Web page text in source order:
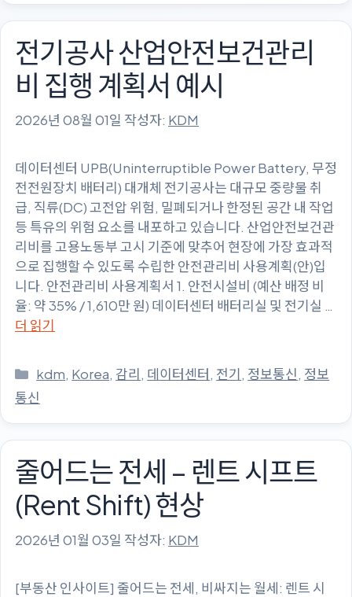
리
전기공사 산업안전보건관리
비 집행 계획서 예시
2026년 08월 01일 작성자: KDM
데이터센터 UPB(Uninterruptible Power Battery, 무정
전전원장치 배터리) 대개체 전기공사는 대규모 중량물 취
급, 직류(DC) 고전압 위험, 밀폐되거나 한정된 공간 내 작업
등 특유의 위험 요소를 내포하고 있습니다. 산업안전보건관
리비를 고용노동부 고시 기준에 맞추어 현장에 가장 효과적
으로 집행할 수 있도록 수립한 안전관리비 사용계획(안)입
니다. 안전관리비 사용계획서 1. 안전시설비 (예산 배정 비
율: 약 35% / 1,610만 원) 데이터센터 배터리실 및 전기실 …
더 읽기
카
테
고
리
kdm, Korea, 감리, 데이터센터, 전기, 정보통신, 정보
통신
줄어드는 전세 – 렌트 시프트
(Rent Shift) 현상
2026년 01월 03일 작성자: KDM
[부동산 인사이트] 줄어드는 전세, 비싸지는 월세: 렌트 시